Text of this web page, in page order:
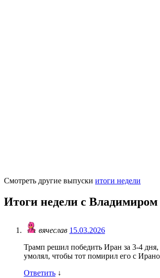
Смотреть другие выпуски итоги недели
Итоги недели с
вячеслав 15.03.2026
Трамп решил победить Иран за 3-4
умолял, чтобы тот помирил его с
Ответить ↓